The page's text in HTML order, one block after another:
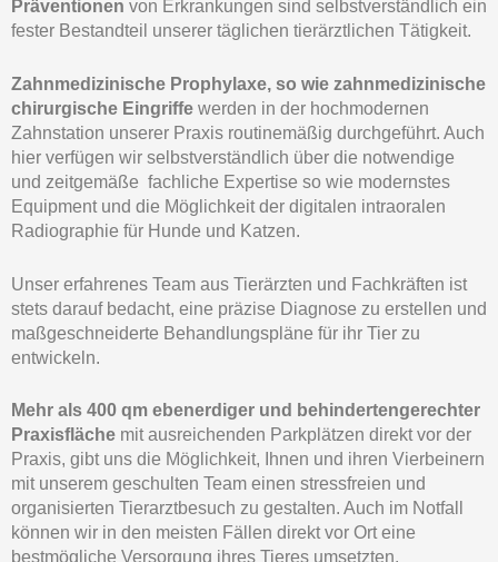
Präventionen von Erkrankungen sind selbstverständlich ein
fester Bestandteil unserer täglichen tierärztlichen Tätigkeit.
Zahnmedizinische Prophylaxe, so wie zahnmedizinische
chirurgische Eingriffe werden in der hochmodernen
Zahnstation unserer Praxis routinemäßig durchgeführt. Auch
hier verfügen wir selbstverständlich über die notwendige
und zeitgemäße fachliche Expertise so wie modernstes
Equipment und die Möglichkeit der digitalen intraoralen
Radiographie für Hunde und Katzen.
Unser erfahrenes Team aus Tierärzten und Fachkräften ist
stets darauf bedacht, eine präzise Diagnose zu erstellen und
maßgeschneiderte Behandlungspläne für ihr Tier zu
entwickeln.
Mehr als 400 qm ebenerdiger und behindertengerechter
Praxisfläche mit ausreichenden Parkplätzen direkt vor der
Praxis, gibt uns die Möglichkeit, Ihnen und ihren Vierbeinern
mit unserem geschulten Team einen stressfreien und
organisierten Tierarztbesuch zu gestalten. Auch im Notfall
können wir in den meisten Fällen direkt vor Ort eine
bestmögliche Versorgung ihres Tieres umsetzten.